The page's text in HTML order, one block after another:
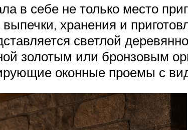
в себе не только место
хранения и
светлой
золотым или бронзовым
оконные проемы с